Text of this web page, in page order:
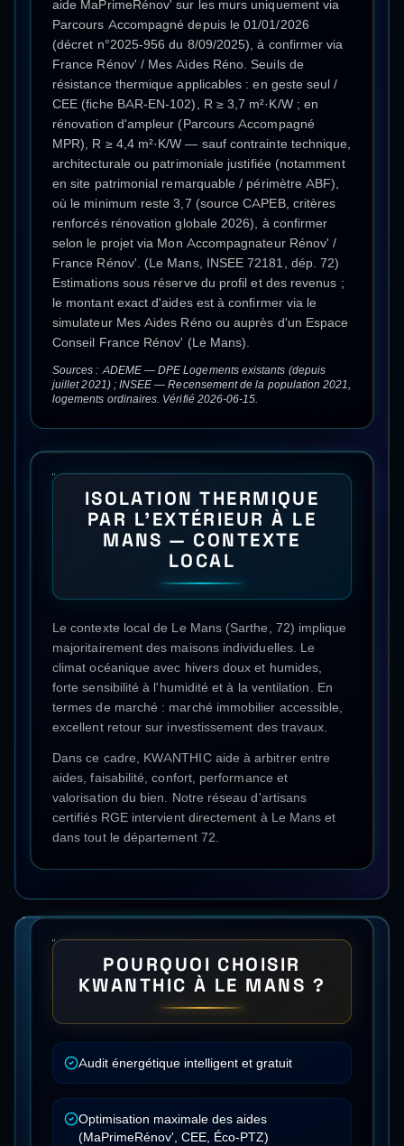
aide MaPrimeRénov' sur les murs uniquement via
Parcours Accompagné depuis le 01/01/2026
(décret n°2025-956 du 8/09/2025), à confirmer via
France Rénov' / Mes Aides Réno. Seuils de
résistance thermique applicables : en geste seul /
CEE (fiche BAR-EN-102), R ≥ 3,7 m²·K/W ; en
rénovation d'ampleur (Parcours Accompagné
MPR), R ≥ 4,4 m²·K/W — sauf contrainte technique,
architecturale ou patrimoniale justifiée (notamment
en site patrimonial remarquable / périmètre ABF),
où le minimum reste 3,7 (source CAPEB, critères
renforcés rénovation globale 2026), à confirmer
selon le projet via Mon Accompagnateur Rénov' /
France Rénov'. (Le Mans, INSEE 72181, dép. 72)
Estimations sous réserve du profil et des revenus ;
le montant exact d'aides est à confirmer via le
simulateur Mes Aides Réno ou auprès d'un Espace
Conseil France Rénov' (Le Mans).
Sources : ADEME — DPE Logements existants (depuis
juillet 2021) ; INSEE — Recensement de la population 2021,
logements ordinaires. Vérifié 2026-06-15.
ISOLATION THERMIQUE
PAR L'EXTÉRIEUR À LE
MANS — CONTEXTE
LOCAL
Le contexte local de Le Mans (Sarthe, 72) implique
majoritairement des maisons individuelles. Le
climat océanique avec hivers doux et humides,
forte sensibilité à l'humidité et à la ventilation. En
termes de marché : marché immobilier accessible,
excellent retour sur investissement des travaux.
Dans ce cadre, KWANTHIC aide à arbitrer entre
aides, faisabilité, confort, performance et
valorisation du bien. Notre réseau d'artisans
certifiés RGE intervient directement à Le Mans et
dans tout le département 72.
POURQUOI CHOISIR
KWANTHIC À LE MANS ?
Audit énergétique intelligent et gratuit
Optimisation maximale des aides
(MaPrimeRénov', CEE, Éco-PTZ)